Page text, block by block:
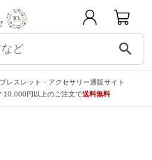
search
レスレット・アクセサリー通販サイト
10,000円以上のご注文で送料無料